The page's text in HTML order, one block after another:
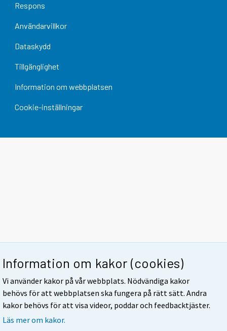
Information om kakor (cookies)
Vi använder kakor på vår webbplats. Nödvändiga kakor
behövs för att webbplatsen ska fungera på rätt sätt. Andra
kakor behövs för att visa videor, poddar och feedbacktjäster.
Läs mer om kakor.
Respons
Användarvillkor
Dataskydd
Tillgänglighet
Information om webbplatsen
Cookie-inställningar